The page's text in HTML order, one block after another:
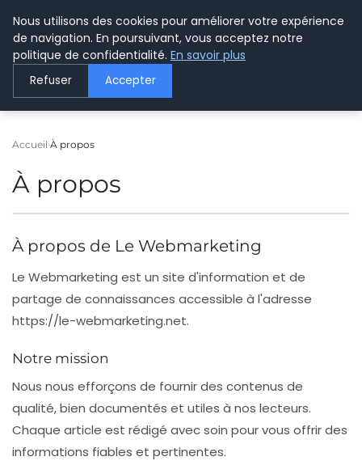
LE WEBMARKETING
Accueil À propos
À propos
À propos de Le Webmarketing
Le Webmarketing est un site d'information et de
partage de connaissances accessible à l'adresse
https://le-webmarketing.net.
Notre mission
Nous nous efforçons de fournir des contenus de
qualité, bien documentés et utiles à nos lecteurs.
Chaque article est rédigé avec soin pour vous offrir des
informations fiables et pertinentes.
Nous utilisons des cookies pour améliorer votre expérience
de navigation. En poursuivant, vous acceptez notre
politique de confidentialité. En savoir plus
Refuser Accepter